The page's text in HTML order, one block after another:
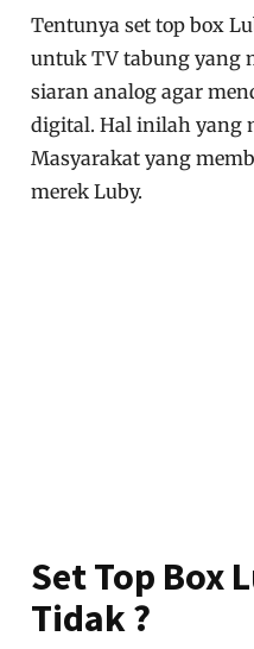
Tentunya set top box
untuk TV tabung yang
siaran analog agar
digital. Hal inilah yang
Masyarakat yang
merek Luby.
Set Top Box
Tidak ?